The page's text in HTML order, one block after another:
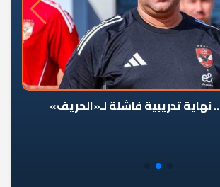
نهاية تدريبية فاشلة لـ«الحريف»